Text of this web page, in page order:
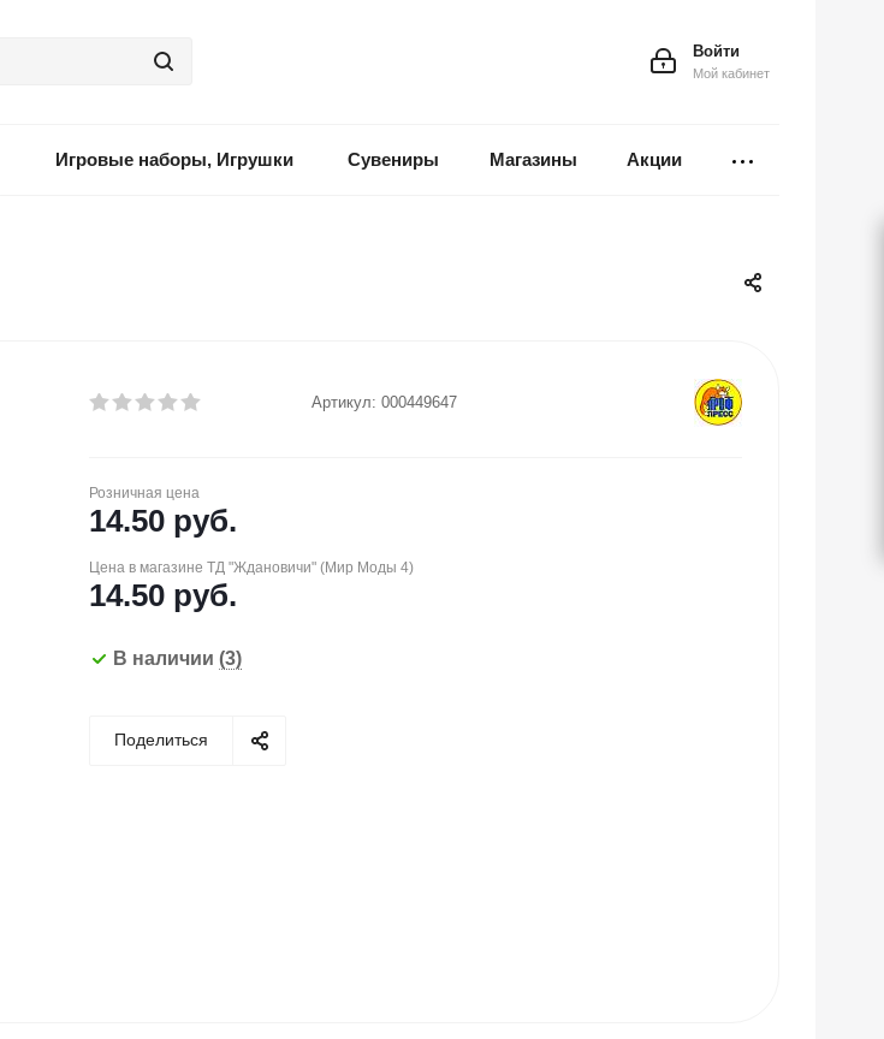
Войти
Мой кабинет
Игровые наборы, Игрушки Сувениры Магазины Акции
Артикул: 000449647
Розничная цена
14.50 руб.
Цена в магазине ТД "Ждановичи" (Мир Моды 4)
14.50 руб.
В наличии (3)
Поделиться